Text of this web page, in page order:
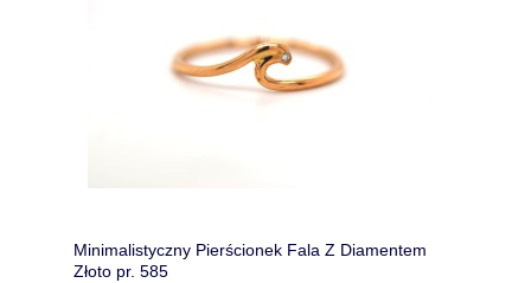
Minimalistyczny Pierścionek Fala Z Diamentem
Złoto pr. 585